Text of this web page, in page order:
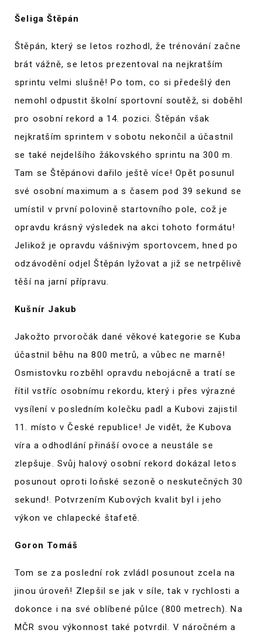
Šeliga Štěpán
Štěpán, který se letos rozhodl, že trénování začne
brát vážně, se letos prezentoval na nejkratším
sprintu velmi slušně! Po tom, co si předešlý den
nemohl odpustit školní sportovní soutěž, si doběhl
pro osobní rekord a 14. pozici. Štěpán však
nejkratším sprintem v sobotu nekončil a účastnil
se také nejdelšího žákovského sprintu na 300 m.
Tam se Štěpánovi dařilo ještě více! Opět posunul
své osobní maximum a s časem pod 39 sekund se
umístil v první polovině startovního pole, což je
opravdu krásný výsledek na akci tohoto formátu!
Jelikož je opravdu vášnivým sportovcem, hned po
odzávodění odjel Štěpán lyžovat a již se netrpělivě
těší na jarní přípravu.
Kušnír Jakub
Jakožto prvoročák dané věkové kategorie se Kuba
účastnil běhu na 800 metrů, a vůbec ne marně!
Osmistovku rozběhl opravdu nebojácně a tratí se
řítil vstříc osobnímu rekordu, který i přes výrazné
vysílení v posledním kolečku padl a Kubovi zajistil
11. místo v České republice! Je vidět, že Kubova
víra a odhodlání přináší ovoce a neustále se
zlepšuje. Svůj halový osobní rekord dokázal letos
posunout oproti loňské sezoně o neskutečných 30
sekund!. Potvrzením Kubových kvalit byl i jeho
výkon ve chlapecké štafetě.
Goron Tomáš
Tom se za poslední rok zvládl posunout zcela na
jinou úroveň! Zlepšil se jak v síle, tak v rychlosti a
dokonce i na své oblíbené půlce (800 metrech). Na
MČR svou výkonnost také potvrdil. V náročném a